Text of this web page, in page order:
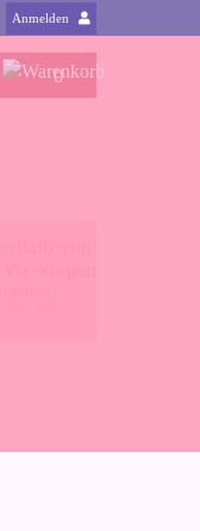
Anmelden
0